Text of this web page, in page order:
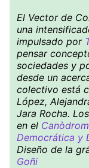
El Vector de
una
impulsado por
pensar
sociedades y
desde un
colectivo está
López,
Jara Rocha.
en el
Democrática y
Diseño de la
Goñi